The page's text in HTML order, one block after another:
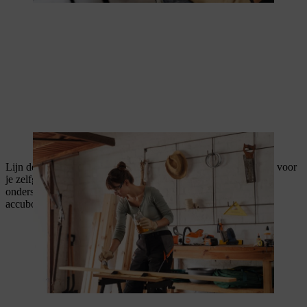
Een milieuvriendelijke olie is hierbij natuurlijk ideaal.
Lijn de houten delen uit om te beginnen met de dakconstructie voor
je zelfgemaakte tomatenkas. Schroef eerst de 5 latten voor de
onderste dakconstructie (3x lang, 2x kort) vast met de
accuboormachine.